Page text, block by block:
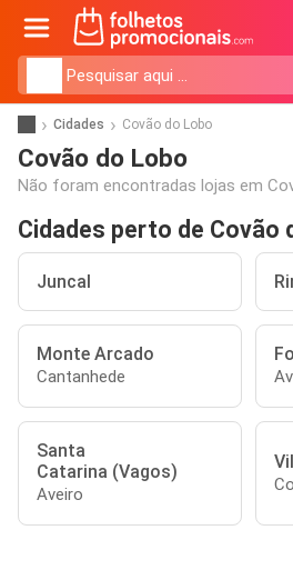
Cidades Covão do Lobo
Covão do Lobo
Não foram encontradas lojas em
Cidades perto de Covão
Juncal
Monte Arcado
Cantanhede
Santa
Catarina (Vagos)
Aveiro